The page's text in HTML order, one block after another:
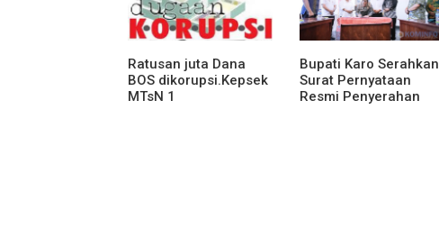
Ratusan juta Dana
BOS dikorupsi.Kepsek
MTsN 1
Bupati Karo Serahkan
Surat Pernyataan
Resmi Penyerahan